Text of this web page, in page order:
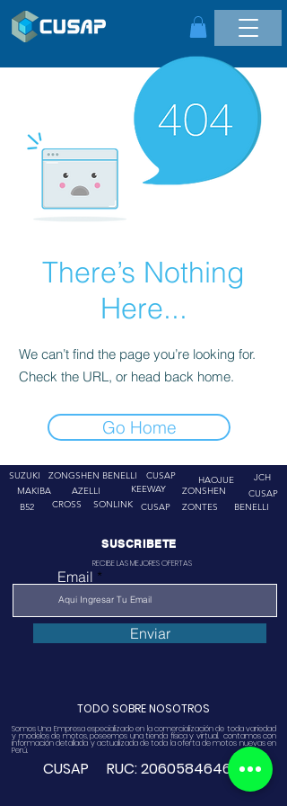
There’s Nothing
Here...
We can’t find the page you’re looking for.
Check the URL, or head back home.
Go Home
SUZUKI
ZONGSHEN
MAKIBA
AZELLI
BENELLI
CUSAP
KEEWAY
B52
CROSS SONLINK CUSAP
HAOJUE
JCH
ZONSHEN
ZONTES
CUSAP
BENELLI
SUSCRIBETE
RECIBE LAS MEJORES OFERTAS
Email
Enviar
TODO SOBRE NOSOTROS
Somos Una Empresa especializado en la comercialización de toda variedad
y modelos de motos, poseemos una tienda física y virtual. contamos con
información detallada y actualizada de toda la oferta de motos nuevas en
Perú.
CUSAP RUC:20605846468